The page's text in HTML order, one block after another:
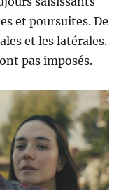
et poursuites. De
et les latérales.
pas imposés.